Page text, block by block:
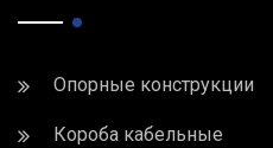
Опорные конструкции
Короба кабельные